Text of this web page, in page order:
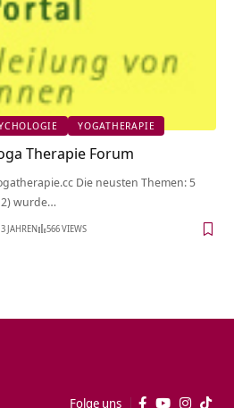
YOGATHERAPIE
Therapie Forum
Die neusten Themen: 5
wurde…
JAHREN 566 VIEWS
Folge uns